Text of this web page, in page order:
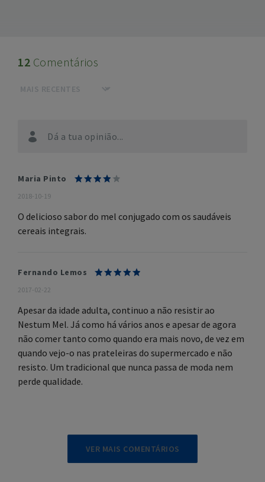
Dá a tua opinião...
12 Comentários
Maria Pinto
2018-10-19
O delicioso sabor do mel conjugado com os saudáveis
cereais integrais.
Fernando Lemos
2017-02-22
Apesar da idade adulta, continuo a não resistir ao
Nestum Mel. Já como há vários anos e apesar de agora
não comer tanto como quando era mais novo, de vez em
quando vejo-o nas prateleiras do supermercado e não
resisto. Um tradicional que nunca passa de moda nem
perde qualidade.
VER MAIS COMENTÁRIOS